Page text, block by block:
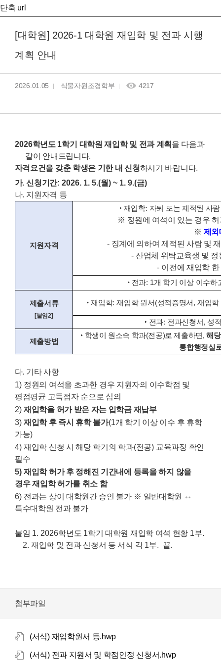
단축 url
[대학원] 2026-1 대학원 재입학 및 전과 시행
계획 안내
2026.01.05 식물자원조경학부 4217
2026학년도 1학기 대학원 재입학 및 전과 계획 을 다음과
같이 안내드립니다.
자격요건을 갖춘 학생은 기한 내 신청하시기 바랍니다.
가.신청기간: 2026. 1. 5.(월) ~ 1. 9.(금)
나. 지원자격 등
지원자격
‣ 재입학: 자퇴 또는 제적된 사
※ 정원에 여석이 있는 경우
※ 제외
- 징계에 의하여 제적된 사람 및
- 산업체 위탁교육생 및 정
- 이전에 재입학
‣ 전과: 1개 학기 이상 이수하
제출서류
[붙임2]
‣재입학:재입학 원서 (성적증명서 ,재입학
‣ 전과: 전과신청서, 성
제출방법
‣ 학생이 원소속 학과(전공)로 제출하면 ,해
통합행정실
다. 기타 사항
1) 정원의 여석을 초과한 경우 지원자의 이수학점 및
평점평균 고득점자 순으로 심의
2) 재입학을 허가 받은 자는 입학금 재납부
3) 재입학 후 즉시 휴학 불가(1개 학기 이상 이수 후 휴학
가능)
4) 재입학 신청 시 해당 학기의 학과(전공) 교육과정 확인
필수
5) 재입학 허가 후 정해진 기간내에 등록을 하지 않을
경우 재입학 허가를 취소 함
6) 전과는 상이 대학원간 승인 불가 ※ 일반대학원 ⇔
특수대학원 전과 불가
붙임 1. 2026학년도 1학기 대학원 재입학 여석 현황 1부.
2. 재입학 및 전과 신청서 등 서식 각 1부. 끝.
첨부파일
(서식) 재입학원서 등.hwp
(서식) 전과 지원서 및 학점인정 신청서.hwp